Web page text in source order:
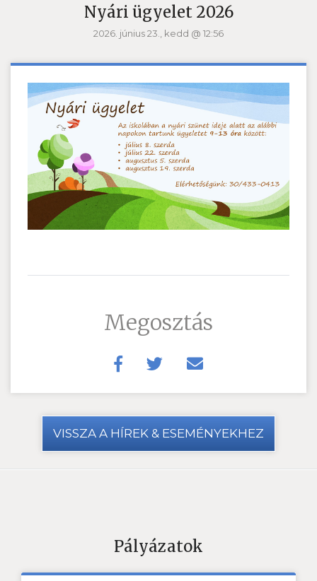
Nyári ügyelet 2026
2026. június 23., kedd @ 12:56
Megosztás
VISSZA A HÍREK & ESEMÉNYEKHEZ
Pályázatok